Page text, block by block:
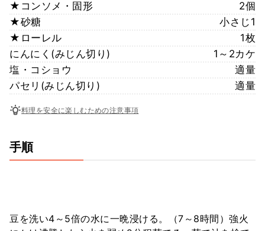
★コンソメ・固形
2個
★砂糖
小さじ1
★ローレル
1枚
にんにく(みじん切り)
1～2カケ
塩・コショウ
適量
パセリ(みじん切り)
適量
料理を安全に楽しむための注意事項
手順
豆を洗い4～5倍の水に一晩浸ける。（7～8時間）強火